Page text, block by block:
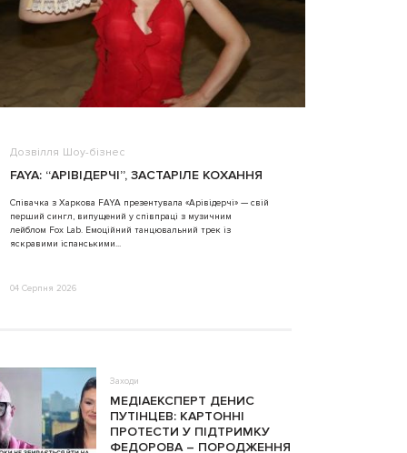
Дозвілля Шоу-бізнес
FAYA: “АРІВІДЕРЧІ”, ЗАСТАРІЛЕ КОХАННЯ
Співачка з Харкова FAYA презентувала «Арівідерчі» — свій
перший сингл, випущений у співпраці з музичним
лейблом Fox Lab. Емоційний танцювальний трек із
яскравими іспанськими...
04 Серпня 2026
Заходи
МЕДІАЕКСПЕРТ ДЕНИС
ПУТІНЦЕВ: КАРТОННІ
ПРОТЕСТИ У ПІДТРИМКУ
ФЕДОРОВА – ПОРОДЖЕННЯ